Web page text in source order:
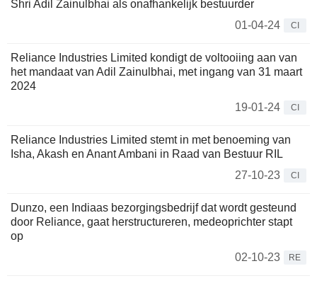
Shri Adil Zainulbhai als onafhankelijk bestuurder
01-04-24
CI
Reliance Industries Limited kondigt de voltooiing aan van
het mandaat van Adil Zainulbhai, met ingang van 31 maart
2024
19-01-24
CI
Reliance Industries Limited stemt in met benoeming van
Isha, Akash en Anant Ambani in Raad van Bestuur RIL
27-10-23
CI
Dunzo, een Indiaas bezorgingsbedrijf dat wordt gesteund
door Reliance, gaat herstructureren, medeoprichter stapt
op
02-10-23
RE